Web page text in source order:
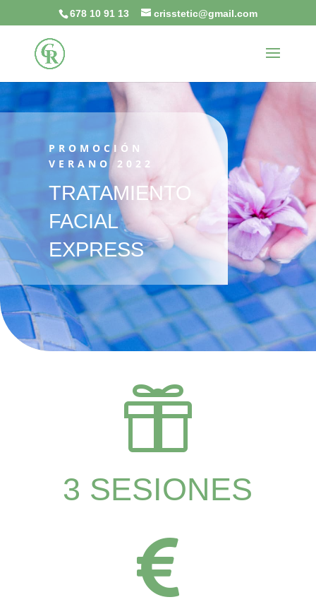
678 10 91 13 crisstetic@gmail.com
PROMOCIÓN
VERANO 2022
TRATAMIENTO
FACIAL
EXPRESS

3 SESIONES
